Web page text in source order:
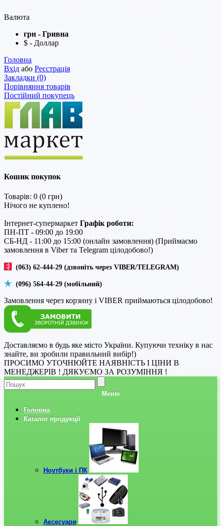
Валюта
грн - Гривна
$ - Доллар
Головна
ВхідабоРеєстрація
Закладки (0)
Порівняння товарів
Постійний покупець
Кошик покупок
Товарів: 0 (0 грн)
Нічого не куплено!
Інтернет-супермаркет Графік роботи:
ПН-ПТ - 09:00 до 19:00
CБ-НД - 11:00 до 15:00 (онлайн замовлення) (Приймаємо
замовлення в Viber та Telegram цілодобово!)
(063) 62-444-29 (дзвоніть через VIBER/TELEGRAM)
(096) 564-44-29 (мобільний)
Замовлення через корзину і VIBER приймаються цілодобово!
Доставляємо в будь яке місто України. Купуючи техніку в нас
знайте, ви зробили правильний вибір!)
ПРОСИМО УТОЧНЮЙТЕ НАЯВНІСТЬ І ЦІНИ В
МЕНЕДЖЕРІВ ! ДЯКУЄМО ЗА РОЗУМІННЯ !
Меню
Головна
Каталог продукції
Ноутбуки і ПК
Аксесуари